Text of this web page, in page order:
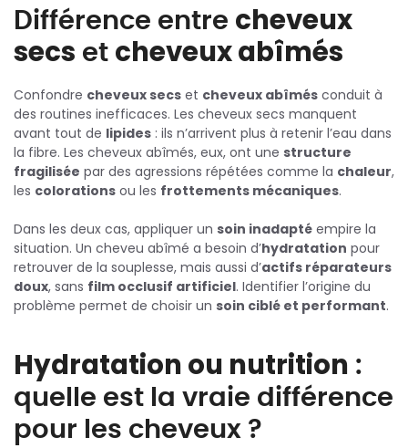
Différence entre cheveux
secs etcheveux abîmés
Confondre cheveux secs et cheveux abîmés conduit à
des routines inefficaces. Les cheveux secs manquent
avant tout de lipides : ils n’arrivent plus à retenir l’eau dans
la fibre. Les cheveux abîmés, eux, ont une structure
fragilisée par des agressions répétées comme la chaleur,
les colorations ou les frottements mécaniques.
Dans les deux cas, appliquer un soin inadapté empire la
situation. Un cheveu abîmé a besoin d’hydratation pour
retrouver de la souplesse, mais aussi d’actifs réparateurs
doux, sans film occlusif artificiel. Identifier l’origine du
problème permet de choisir un soin ciblé et performant.
Hydratation ou nutrition :
quelle est la vraie différence
pour les cheveux ?